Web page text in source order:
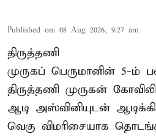
Published on: 08 Aug 2026, 9:27 am
திருத்தணி
முருகப் பெருமானின் 5-ம்
திருத்தணி முருகன்
ஆடி அஸ்வினியுடன்
வெகு விமரிசையாக